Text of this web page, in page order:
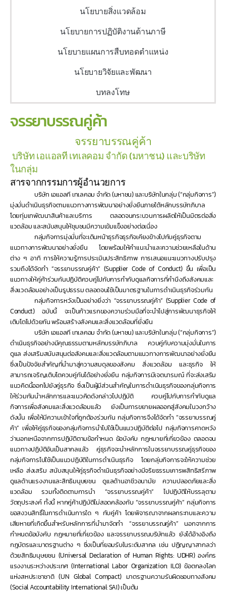
นโยบายสิ่งแวดล้อม
นโยบายการปฏิบัติงานด้านภาษี
นโยบายแผนการสืบทอดตำแหน่ง
นโยบายวิจัยและพัฒนา
บทลงโทษ
จรรยาบรรณคู่ค้า
จรรยาบรรณคู่ค้า
ในกลุ่ม
สารจากกรรมการผู้อำนวยการ
บริษัท เอแอลที เทเลคอม จำกัด (มหาชน) และบริษัทในกลุ่ม (“กลุ่มกิจการ”)
มุ่งมั่นดำเนินธุรกิจตามแนวทางการพัฒนาอย่างยั่งยืนภายใต้หลักบรรษัทภิบาล
โดยทุ่มเทพัฒนาสินค้าและบริการ ตลอดจนกระบวนการผลิตให้เป็นมิตรต่อสิ่ง
แวดล้อม และสนับสนุนให้ชุมชนมีความเข้มแข็งอย่างต่อเนื่อง
กลุ่มกิจการมุ่งมั่นที่จะเดินหน้าธุรกิจธุรกิจเคียงข้างไปกับคู่ธุรกิจตาม
แนวทางการพัฒนาอย่างยั่งยืน โดยพร้อมให้คำแนะนำและความช่วยเหลือในด้าน
ต่าง ๆ อาทิ การให้ความรู้การประเมินประสิทธิภาพ การเสนอแนะแนวทางปรับปรุง
รวมถึงได้จัดทำ “จรรยาบรรณคู่ค้า” (Supplier Code of Conduct) ขึ้น เพื่อเป็น
แนวทางให้คู่ค้าร่วมกันปฏิบัติควบคู่ไปกับการกำกับดูแลกิจการที่คำนึงถึงสังคมและ
สิ่งแวดล้อมอย่างเป็นรูปธรรม ตลอดจนใช้เป็นมาตรฐานในการดำเนินธุรกิจร่วมกัน
กลุ่มกิจการหวังเป็นอย่างยิ่งว่า “จรรยาบรรณคู่ค้า” (Supplier Code of
Conduct) ฉบับนี้ จะเป็นก้าวแรกของความร่วมมือที่จะนำไปสู่การพัฒนาธุรกิจให้
เติบโตไปด้วยกัน พร้อมสร้างสังคมและสิ่งแวดล้อมที่ยั่งยืน
บริษัท เอแอลที เทเลคอม จำกัด (มหาชน) และบริษัทในกลุ่ม (“กลุ่มกิจการ”)
ดำเนินธุรกิจอย่างมีคุณธรรมตามหลักบรรษัทภิบาล ควบคู่กับความมุ่งมั่นในการ
ดูแล ส่งเสริมสนับสนุนต่อสังคมและสิ่งแวดล้อมตามแนวทางการพัฒนาอย่างยั่งยืน
ซึ่งเป็นปัจจัยสำคัญที่นำมาสู่ความสมดุลของสังคม สิ่งแวดล้อม และธุรกิจ ให้
สามารถเจริญเติบโตควบคู่กันได้อย่างยั่งยืน กลุ่มกิจการมีเจตนารมณ์ ที่จะส่งเสริม
แนวคิดนี้ออกไปยังคู่ธุรกิจ ซึ่งเป็นผู้มีส่วนสำคัญในการดำเนินธุรกิจของกลุ่มกิจการ
ให้ร่วมกันนำหลักการและแนวคิดดังกล่าวไปปฏิบัติ ควบคู่ไปกับการกำกับดูแล
กิจการเพื่อสังคมและสิ่งแวดล้อมแล้ว ยังเป็นการขยายผลออกสู่สังคมในวงกว้าง
ดังนั้น เพื่อให้มีความเข้าใจที่ถูกต้องร่วมกัน กลุ่มกิจการจึงได้จัดทำ “จรรยาบรรณคู่
ค้า” เพื่อให้คู่ธุรกิจของกลุ่มกิจการนำไปใช้เป็นแนวปฏิบัติต่อไป กลุ่มกิจการคาดหวัง
ว่านอกเหนือจากการปฏิบัติตามข้อกำหนด ข้อบังคับ กฎหมายที่เกี่ยวข้อง ตลอดจน
แนวทางปฏิบัติอันเป็นสากลแล้ว คู่ธุรกิจจะนำหลักการในจรรยาบรรณคู่ธุรกิจของ
กลุ่มกิจการไปใช้เป็นแนวปฏิบัติในการดำเนินธุรกิจ โดยกลุ่มกิจการจะให้ความช่วย
เหลือ ส่งเสริม สนับสนุนให้คู่ธุรกิจดำเนินธุรกิจอย่างมีจริยธรรมเคารพสิทธิสรีภาพ
ดูแลด้านแรงงานและสิทธิมนุษยชน ดูแลด้านอาชีวอนามัย ความปลอดภัยและสิ่ง
แวดล้อม รวมทั้งติดตามการนำ “จรรยาบรรณคู่ค้า” ไปปฏิบัติให้บรรลุตาม
วัตถุประสงค์ ทั้งนี้ หากคู่ค้าปฏิบัติไม่สอดคล้องกับ “จรรยาบรรณคู่ค้า” กลุ่มกิจการ
ขอสงวนสิทธิ์ในการดำเนินการใด ๆ กับคู่ค้า โดยพิจารณาจากผลกระทบและความ
เสียหายที่เกิดขึ้นสำหรับหลักการที่นำมาจัดทำ “จรรยาบรรณคู่ค้า” นอกจากการ
กำหนดข้อบังคับ กฎหมายที่เกี่ยวข้อง และจรรยาบรรณบริษัทแล้ว ยังได้อ้างอิงถึง
กฎบัตรและมาตรฐานต่าง ๆ ซึ่งเป็นที่ยอมรับในระดับสากล เช่น ปฏิญญาสากลว่า
ด้วยสิทธิมนุษยชน (Universal Declaration of Human Rights: UDHR) องค์กร
แรงงานระหว่างประเทศ (International Labor Organization: ILO) ข้อตกลงโลก
แห่งสหประชาชาติ (UN Global Compact) มาตรฐานความรับผิดชอบทางสังคม
(Social Accountability International: SAI) เป็นต้น